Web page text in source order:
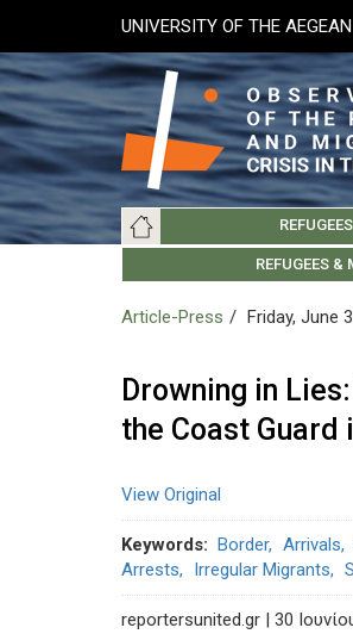
main
content
UNIVERSITY OF THE AEGEAN
Main
navigation
ABOUT
REFUGEES &
LESVOS SOCIETY
UNIVERSITY OF THE
Article-Press Friday, June
Drowning in
the Coast
View Original
Keywords Border Arrivals
Arrests
Irregular Migrants
reportersunited.gr | 30